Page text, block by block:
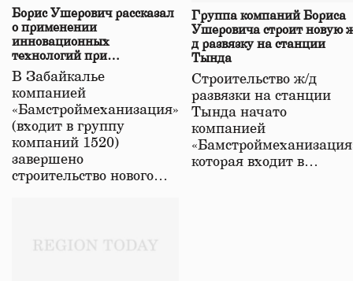
Борис Ушерович рассказал
о применении
инновационных
технологий при
строительстве нового моста
в Забайкалье
В Забайкалье
компанией
«Бамстроймеханизация»
(входит в группу
компаний 1520)
завершено
строительство нового…
Группа компаний Бориса
Ушеровича строит новую
д развязку на станции
Тында
Строительство ж/д
развязки на станции
Тында начато
компанией
которая входит в…